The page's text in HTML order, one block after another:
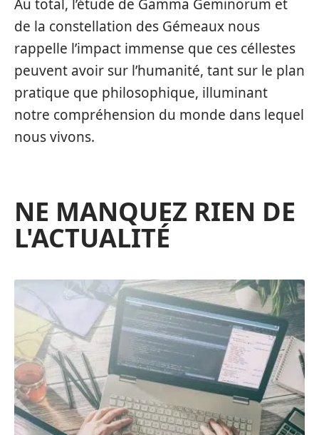
Au total, l’étude de Gamma Geminorum et
de la constellation des Gémeaux nous
rappelle l’impact immense que ces céllestes
peuvent avoir sur l’humanité, tant sur le plan
pratique que philosophique, illuminant
notre compréhension du monde dans lequel
nous vivons.
NE MANQUEZ RIEN DE
L'ACTUALITÉ